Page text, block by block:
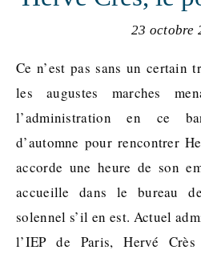
23 octobre
Ce n’est pas sans un certain trac que nous gravissons
les augustes marches
l’administration en ce
d’automne pour rencontrer
accorde une heure de son
accueille dans le bureau
solennel s’il en est. Actuel
l’IEP de Paris, Hervé